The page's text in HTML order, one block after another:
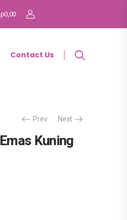
0,00
Contact Us
Prev Next
Kuning